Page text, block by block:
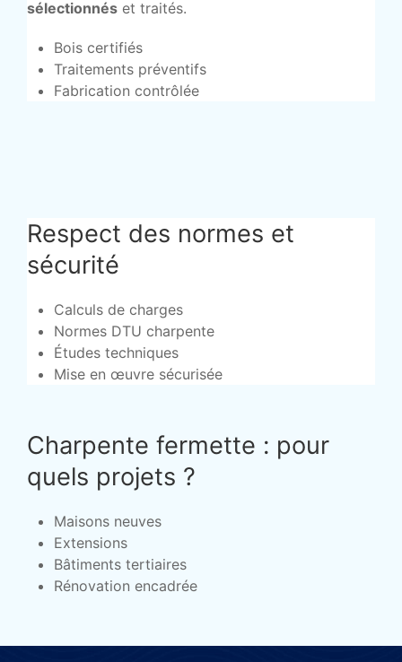
sélectionnés et traités.
Bois certifiés
Traitements préventifs
Fabrication contrôlée
Respect des normes et
sécurité
Calculs de charges
Normes DTU charpente
Études techniques
Mise en œuvre sécurisée
Charpente fermette : pour
quels projets ?
Maisons neuves
Extensions
Bâtiments tertiaires
Rénovation encadrée